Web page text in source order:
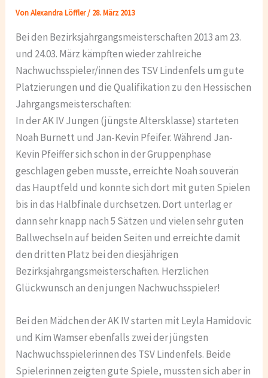
VonAlexandra Löffler/ 28. März 2013
Bei den Bezirksjahrgangsmeisterschaften 2013 am 23.
und 24.03. März kämpften wieder zahlreiche
Nachwuchsspieler/innen des TSV Lindenfels um gute
Platzierungen und die Qualifikation zu den Hessischen
Jahrgangsmeisterschaften:
In der AK IV Jungen (jüngste Altersklasse) starteten
Noah Burnett und Jan-Kevin Pfeifer. Während Jan-
Kevin Pfeiffer sich schon in der Gruppenphase
geschlagen geben musste, erreichte Noah souverän
das Hauptfeld und konnte sich dort mit guten Spielen
bis in das Halbfinale durchsetzen. Dort unterlag er
dann sehr knapp nach 5 Sätzen und vielen sehr guten
Ballwechseln auf beiden Seiten und erreichte damit
den dritten Platz bei den diesjährigen
Bezirksjahrgangsmeisterschaften. Herzlichen
Glückwunsch an den jungen Nachwuchsspieler!
Bei den Mädchen der AK IV starten mit Leyla Hamidovic
und Kim Wamser ebenfalls zwei der jüngsten
Nachwuchsspielerinnen des TSV Lindenfels. Beide
Spielerinnen zeigten gute Spiele, mussten sich aber in